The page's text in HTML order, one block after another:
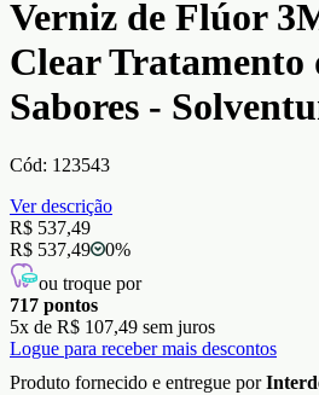
Verniz de Flúor
Clear
Sabores -
Cód: 123543
Ver descrição
R$ 537,49
R$ 537,49
0%
ou troque por
717 pontos
5x de R$ 107,49 sem juros
Logue para receber mais descontos
Produto fornecido e entregue por